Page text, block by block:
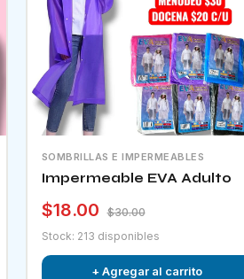
SOMBRILLAS E IMPERMEABLES
Impermeable EVA Adulto
$18.00
$30.00
Stock: 213 disponibles
+ Agregar al carrito